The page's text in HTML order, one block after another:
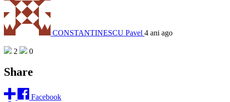
CONSTANTINESCU Pavel 4 ani ago
2 0
Share
Facebook